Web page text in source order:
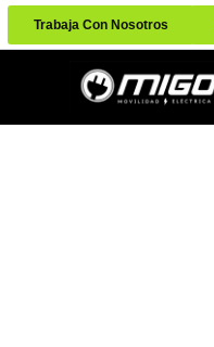
Trabaja Con Nosotros